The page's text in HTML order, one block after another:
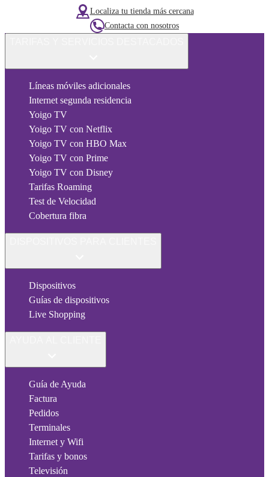
Localiza tu tienda más cercana
Contacta con nosotros
Líneas móviles adicionales
Internet segunda residencia
Yoigo TV
Yoigo TV con Netflix
Yoigo TV con HBO Max
Yoigo TV con Prime
Yoigo TV con Disney
Tarifas Roaming
Test de Velocidad
Cobertura fibra
Dispositivos
Guías de dispositivos
Live Shopping
Guía de Ayuda
Factura
Pedidos
Terminales
Internet y Wifi
Tarifas y bonos
Televisión